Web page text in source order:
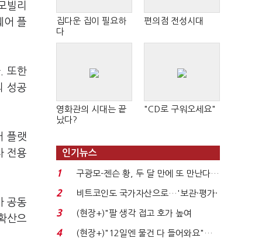
빌리
어 플
또한
성공
플랫
전용
공동
산으
집다운 집이 필요하
다
편의점 전성시대
영화관의 시대는 끝
났다?
"CD로 구워오세요"
인기뉴스
1
구광모-젠슨 황, 두 달 만에 또 만난다…
로봇·AI 등 논...
2
비트코인도 국가자산으로…'보관·평가·
처분' 기준은 ...
3
(현장+)"팔 생각 접고 호가 높여
요"…'덜 똘똘한 한 채' 20...
4
(현장+)"12일엔 물건 다 들어와요"…